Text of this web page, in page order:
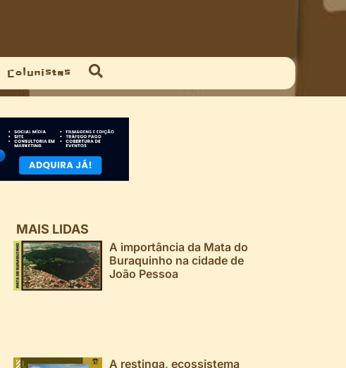
Colunistas
MAIS LIDAS
A importância da Mata do
Buraquinho na cidade de
João Pessoa
A restinga, ecossistema